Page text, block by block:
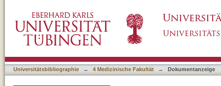
Universitätsbibliographie → 4 Medizinische Fakultät → Dokumentanzeige